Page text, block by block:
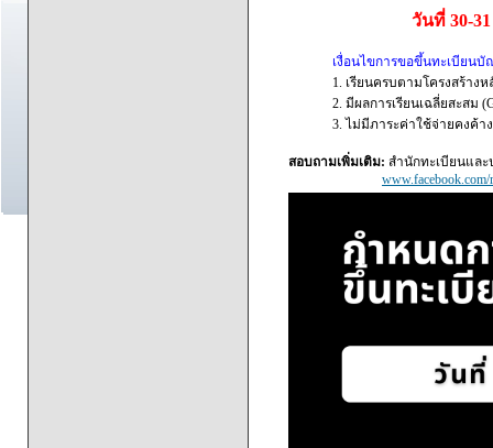
วันที่ 30-
เงื่อนไขการขอขึ้นทะเบียน
1. เรียนครบตามโครงสร้าง
2. มีผลการเรียนเฉลี่ยสะสม
3. ไม่มีภาระค่าใช้จ่ายคงค้า
สอบถามเพิ่มเติม: สำนักทะเบียนและ
www.facebook.com/